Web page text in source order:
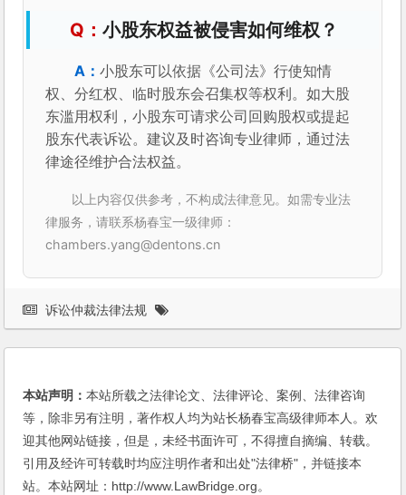
小股东权益被侵害如何维权？
小股东可以依据《公司法》行使知情
权、分红权、临时股东会召集权等权利。如大股
东滥用权利，小股东可请求公司回购股权或提起
股东代表诉讼。建议及时咨询专业律师，通过法
律途径维护合法权益。
以上内容仅供参考，不构成法律意见。如需专业法
律服务，请联系杨春宝一级律师：
chambers.yang@dentons.cn
诉讼仲裁法律法规
本站声明：本站所载之法律论文、法律评论、案例、法律咨询
等，除非另有注明，著作权人均为站长杨春宝高级律师本人。欢
迎其他网站链接，但是，未经书面许可，不得擅自摘编、转载。
引用及经许可转载时均应注明作者和出处"法律桥"，并链接本
站。本站网址：http://www.LawBridge.org。